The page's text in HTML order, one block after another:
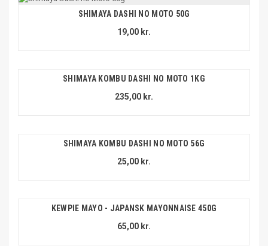
SHIMAYA DASHI NO MOTO 50G
19,00 kr.
SHIMAYA KOMBU DASHI NO MOTO 1KG
235,00 kr.
SHIMAYA KOMBU DASHI NO MOTO 56G
25,00 kr.
KEWPIE MAYO - JAPANSK MAYONNAISE 450G
65,00 kr.